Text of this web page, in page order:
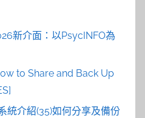
新介面：以PsycINFO為
to Share and Back Up
統介紹(35)如何分享及備份